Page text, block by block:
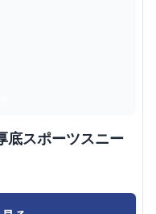
底スポーツスニー